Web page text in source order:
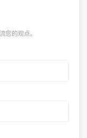
您的观点。